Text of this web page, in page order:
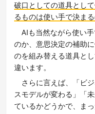
破口としての道具とし
るものは使い手で決ま
AIも当然ながら使い
のか、意思決定の補助
のを組み替える道具と
違います。
さらに言えば、「ビ
スモデルが変わる」「
ているかどうかで、ま